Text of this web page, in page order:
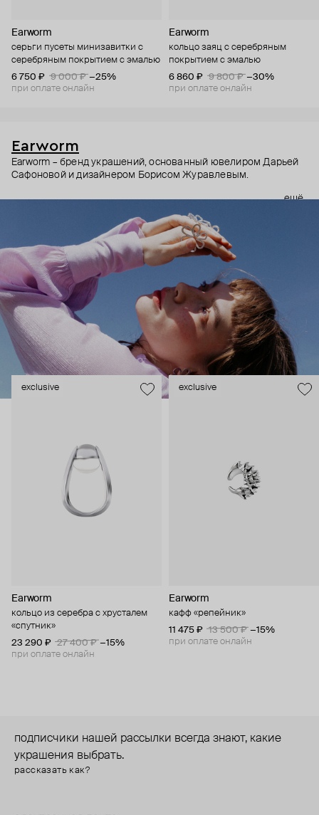
Earworm
серьги пусеты минизавитки с
серебряным покрытием с эмалью
6 750 ₽
9 000 ₽ −25%
при оплате онлайн
Earworm
кольцо заяц с серебряным
покрытием с эмалью
6 860 ₽
9 800 ₽ −30%
при оплате онлайн
Earworm
Earworm – бренд украшений, основанный ювелиром Дарьей
Сафоновой и дизайнером Борисом Журавлевым.
В основе бренда – сочетание концептуальности и
музыкальности (словом earworm называют мелодию,
которая запоминается раз и навсегда). Хотя музыка –
абстрактная форма искусства, украшения Earworm не только
про эмоции, но и про смыслы. Создатели бренда
зашифровывают их в тщательно продуманных формах и
деталях. Каждое украшение как ненавязчивое напоминание
– о том, как важно ценить момент, не забывать, что за зимой
всегда приходит весна, и многом другом.
Украшения Earworm для тех, кто не выбирает между мыслить
и чувствовать.
ещё
exclusive
Earworm
кольцо из серебра с хрусталем
«спутник»
23 290 ₽
27 400 ₽ −15%
при оплате онлайн
exclusive
Earworm
кафф «репейник»
11 475 ₽
13 500 ₽ −15%
при оплате онлайн
подписчики нашей рассылки всегда знают, какие
украшения выбрать.
рассказать как?